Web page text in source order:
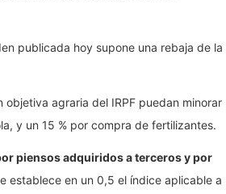
publicada hoy supone una rebaja de la
agraria del IRPF puedan minorar
y un 15 % por compra de fertilizantes.
piensos adquiridos a terceros y por
establece en un 0,5 el índice aplicable a